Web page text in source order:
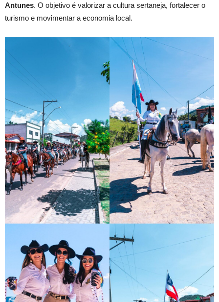
Antunes. O objetivo é valorizar a cultura sertaneja, fortalecer o
turismo e movimentar a economia local.